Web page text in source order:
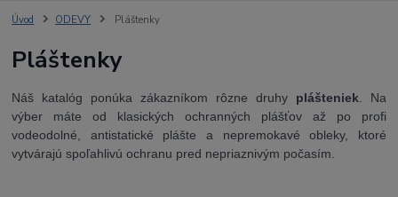
Úvod ODEVY Pláštenky
Pláštenky
Náš katalóg ponúka zákazníkom rôzne druhy plášteniek . Na
výber máte od klasických ochranných plášťov až po profi
vodeodolné, antistatické plášte a nepremokavé obleky, ktoré
vytvárajú spoľahlivú ochranu pred nepriaznivým počasím.